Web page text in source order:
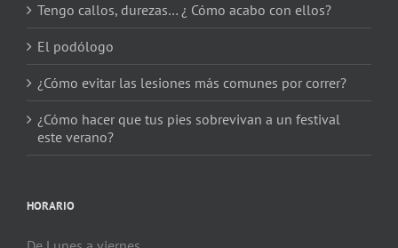
Tengo callos, durezas… ¿ Cómo acabo con ellos?
El podólogo
¿Cómo evitar las lesiones más comunes por correr?
¿Cómo hacer que tus pies sobrevivan a un festival
este verano?
HORARIO